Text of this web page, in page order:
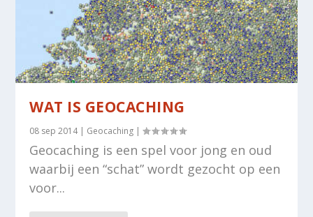
WAT IS GEOCACHING
08 sep 2014| Geocaching |
Geocaching is een spel voor jong en oud
waarbij een “schat” wordt gezocht op een
voor...